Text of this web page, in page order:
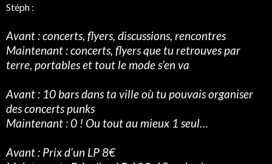
Stéph :
Avant : concerts, flyers, discussions, rencontres
Maintenant : concerts, flyers que tu retrouves par
terre, portables et tout le mode s’en va
Avant : 10 bars dans ta ville où tu pouvais organiser
des concerts punks
Maintenant : 0 ! Ou tout au mieux 1 seul…
Avant : Prix d’un LP 8€